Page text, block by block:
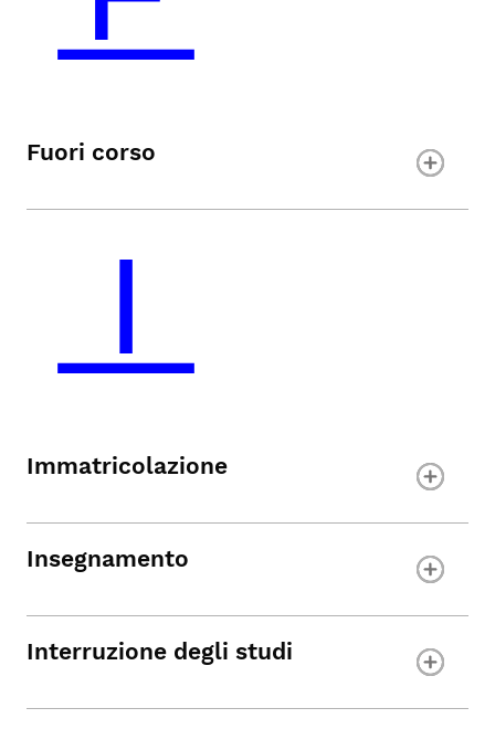
Fuori corso
Immatricolazione
Insegnamento
Interruzione degli studi